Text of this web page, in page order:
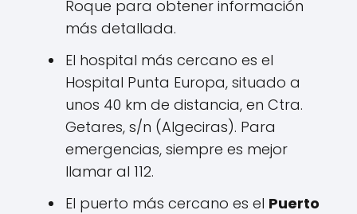
Roque para obtener información
más detallada.
El hospital más cercano es el
Hospital Punta Europa, situado a
unos 40 km de distancia, en Ctra.
Getares, s/n (Algeciras). Para
emergencias, siempre es mejor
llamar al 112.
El puerto más cercano es el Puerto